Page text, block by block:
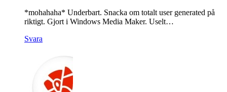
*mohahaha* Underbart. Snacka om totalt user generated på
riktigt. Gjort i Windows Media Maker. Uselt…
Svara